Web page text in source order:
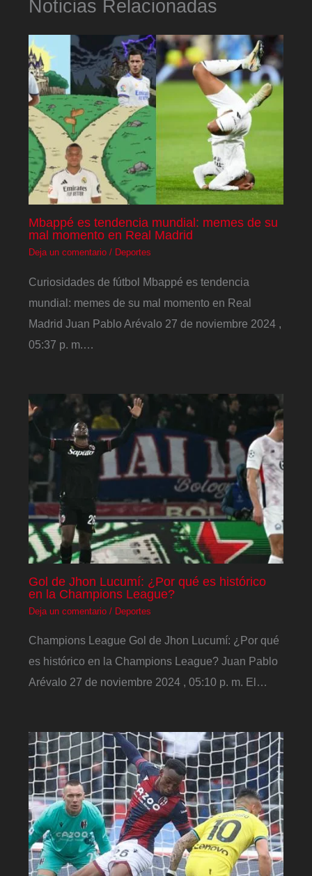
Noticias Relacionadas
Mbappé es tendencia mundial: memes de su
mal momento en Real Madrid
Deja un comentario / Deportes
Curiosidades de fútbol Mbappé es tendencia
mundial: memes de su mal momento en Real
Madrid Juan Pablo Arévalo 27 de noviembre 2024 ,
05:37 p. m.…
Gol de Jhon Lucumí: ¿Por qué es histórico
en la Champions League?
Deja un comentario / Deportes
Champions League Gol de Jhon Lucumí: ¿Por qué
es histórico en la Champions League? Juan Pablo
Arévalo 27 de noviembre 2024 , 05:10 p. m. El…